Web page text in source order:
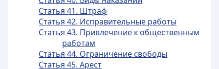
Статья 41. Штраф
Статья 42. Исправительные работы
Статья 43. Привлечение к общественным
работам
Статья 44. Ограничение свободы
Статья 45. Арест